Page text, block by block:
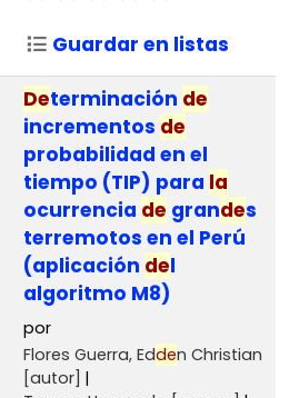
Guardar en listas
Determinación de
incrementos de
probabilidad en el
tiempo (TIP) para la
ocurrencia de grandes
terremotos en el Perú
(aplicación del
algoritmo M8)
por
Flores Guerra, Edden Christian
[autor]